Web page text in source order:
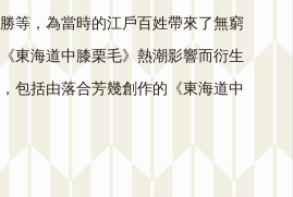
等，為當時的江戶百姓帶來了無窮
東海道中膝栗毛》熱潮影響而衍生
包括由落合芳幾創作的《東海道中